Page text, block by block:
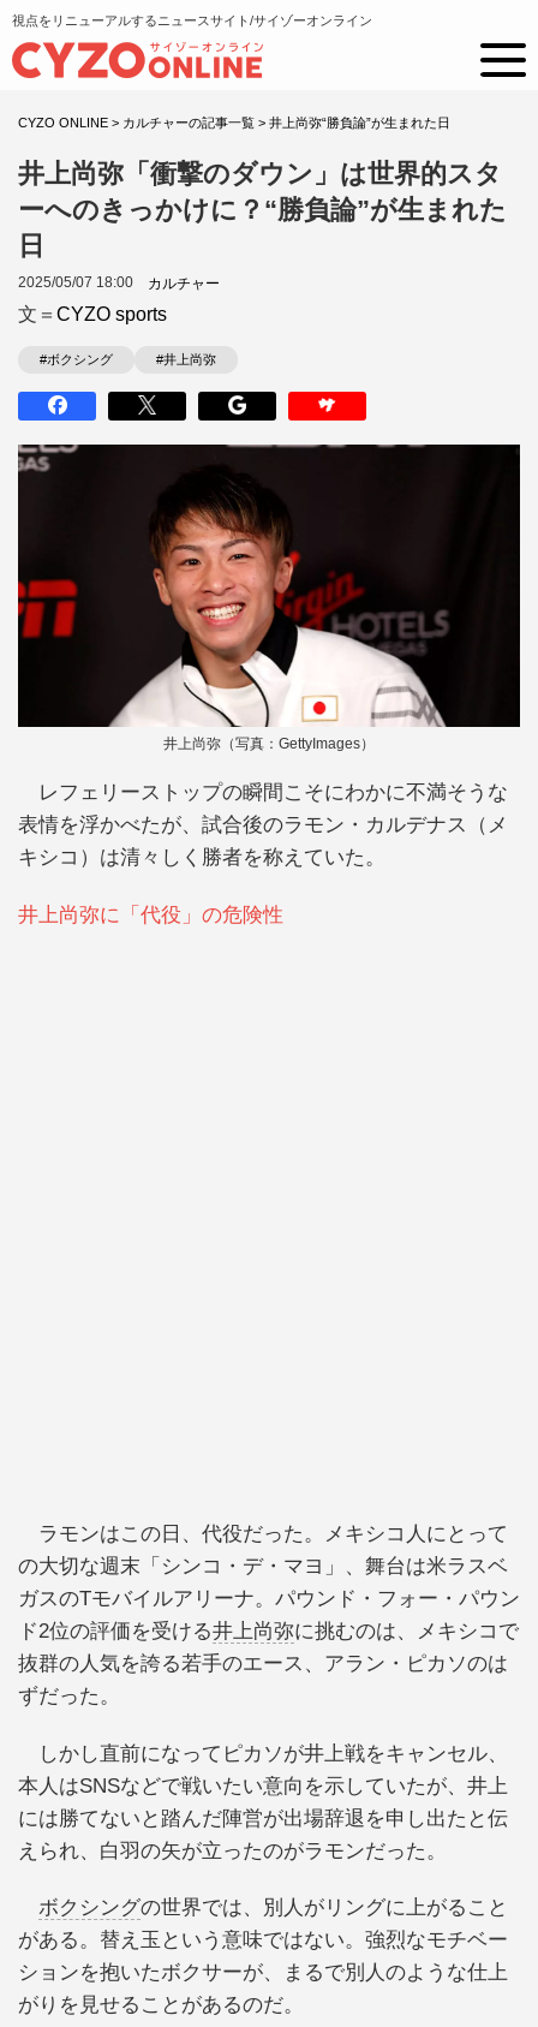
視点をリニューアルするニュースサイト/サイゾーオンライン
CYZO ONLINE > カルチャーの記事一覧 > 井上尚弥“勝負論”が生まれた日
井上尚弥「衝撃のダウン」は世界的スタ
ーへのきっかけに？“勝負論”が生まれた
日
2025/05/07 18:00 カルチャー
文＝ CYZO sports
#ボクシング #井上尚弥
井上尚弥（写真：GettyImages）
レフェリーストップの瞬間こそにわかに不満そうな
表情を浮かべたが、試合後のラモン・カルデナス（メ
キシコ）は清々しく勝者を称えていた。
井上尚弥に「代役」の危険性
ラモンはこの日、代役だった。メキシコ人にとって
の大切な週末「シンコ・デ・マヨ」、舞台は米ラスベ
ガスのTモバイルアリーナ。パウンド・フォー・パウン
ド2位の評価を受ける井上尚弥に挑むのは、メキシコで
抜群の人気を誇る若手のエース、アラン・ピカソのは
ずだった。
しかし直前になってピカソが井上戦をキャンセル、
本人はSNSなどで戦いたい意向を示していたが、井上
には勝てないと踏んだ陣営が出場辞退を申し出たと伝
えられ、白羽の矢が立ったのがラモンだった。
ボクシングの世界では、別人がリングに上がること
がある。替え玉という意味ではない。強烈なモチベー
ションを抱いたボクサーが、まるで別人のような仕上
がりを見せることがあるのだ。